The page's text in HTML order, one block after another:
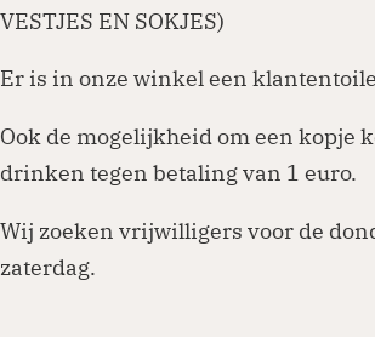
VESTJES EN SOKJES)
Er is in onze winkel een
Ook de mogelijkheid om een kopje
drinken tegen betaling van 1 euro.
Wij zoeken vrijwilligers voor de
zaterdag.